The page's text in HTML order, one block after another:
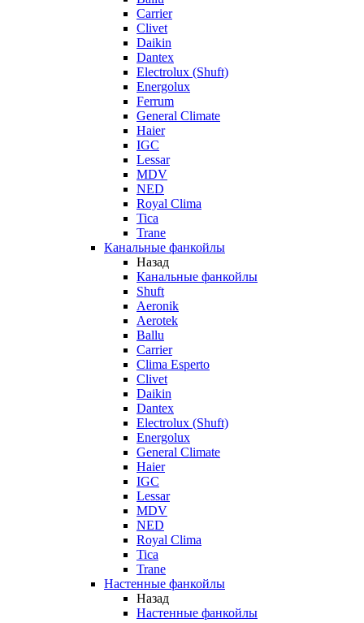
Carrier
Clivet
Daikin
Dantex
Electrolux (Shuft)
Energolux
Ferrum
General Climate
Haier
IGC
Lessar
MDV
NED
Royal Clima
Tica
Trane
Канальные фанкойлы
Назад
Канальные фанкойлы
Shuft
Aeronik
Aerotek
Ballu
Carrier
Clima Esperto
Clivet
Daikin
Dantex
Electrolux (Shuft)
Energolux
General Climate
Haier
IGC
Lessar
MDV
NED
Royal Clima
Tica
Trane
Настенные фанкойлы
Назад
Настенные фанкойлы